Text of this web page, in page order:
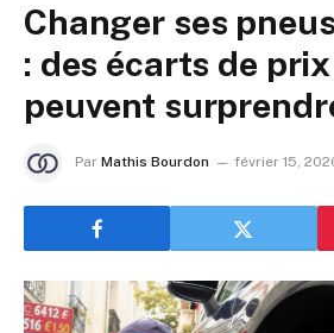
Changer ses
: des écarts de
peuvent
Par Mathis Bourdon février 15,